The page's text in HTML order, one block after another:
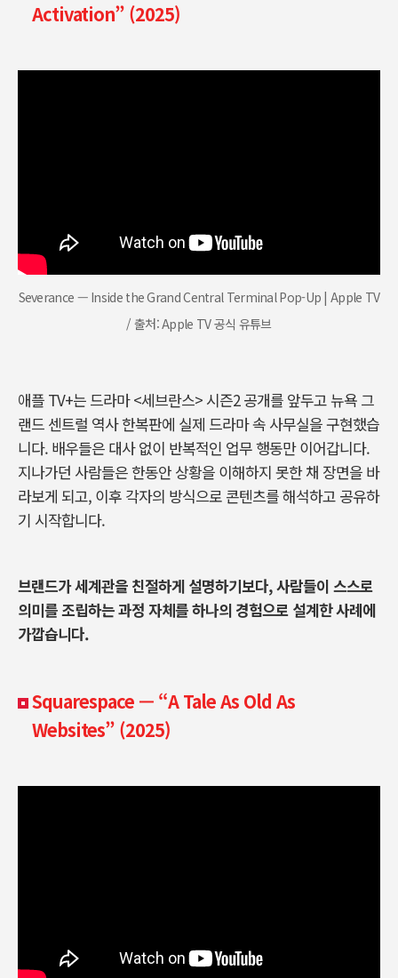
Activation” (2025)
Severance — Inside the Grand Central Terminal Pop-Up | Apple TV
/ 출처: Apple TV 공식 유튜브
애플 TV+는 드라마<세브란스> 시즌2공개를 앞두고 뉴욕 그
랜드 센트럴 역사 한복판에 실제 드라마 속 사무실을 구현했습
니다. 배우들은 대사 없이 반복적인 업무 행동만 이어갑니다.
지나가던 사람들은 한동안 상황을 이해하지 못한 채 장면을 바
라보게 되고, 이후 각자의 방식으로 콘텐츠를 해석하고 공유하
기 시작합니다.
브랜드가 세계관을 친절하게 설명하기보다,사람들이 스스로
의미를 조립하는 과정 자체를 하나의 경험으로 설계한 사례에
가깝습니다.
Squarespace — “A Tale As Old As
Websites” (2025)